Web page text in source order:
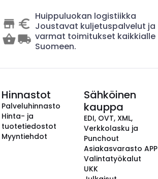
Huippuluokan logistiikka
Joustavat kuljetuspalvelut ja
varmat toimitukset kaikkialle
Suomeen.
Hinnastot
Palveluhinnasto
Hinta- ja
tuotetiedostot
Myyntiehdot
Sähköinen
kauppa
EDI, OVT, XML,
Verkkolasku ja
Punchout
Asiakasvarasto APP
Valintatyökalut
UKK